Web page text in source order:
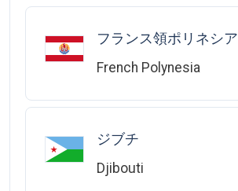
フランス領ポリネシア
French Polynesia
ジブチ
Djibouti